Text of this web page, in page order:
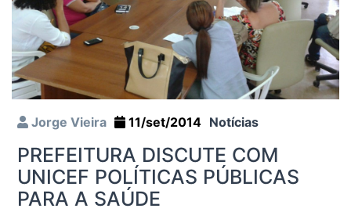
Jorge Vieira 11/set/2014 Notícias
PREFEITURA DISCUTE COM
UNICEF POLÍTICAS PÚBLICAS
PARA A SAÚDE